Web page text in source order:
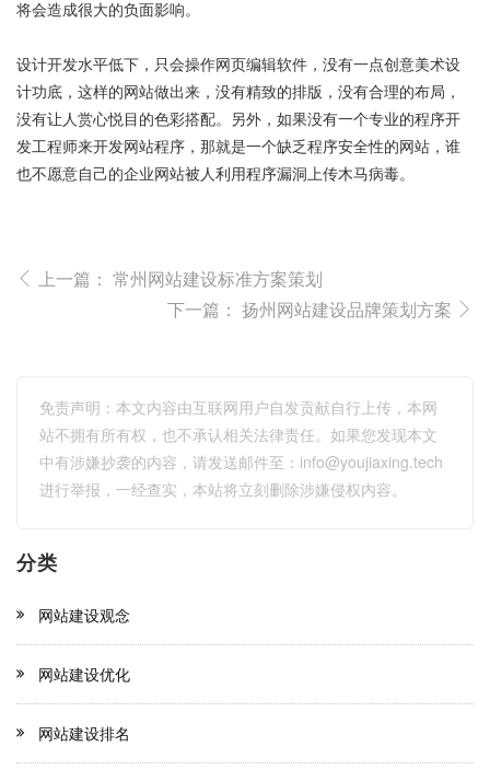
将会造成很大的负面影响。
设计开发水平低下，只会操作网页编辑软件，没有一点创意美术设
计功底，这样的网站做出来，没有精致的排版，没有合理的布局，
没有让人赏心悦目的色彩搭配。另外，如果没有一个专业的程序开
发工程师来开发网站程序，那就是一个缺乏程序安全性的网站，谁
也不愿意自己的企业网站被人利用程序漏洞上传木马病毒。
上一篇： 常州网站建设标准方案策划
下一篇： 扬州网站建设品牌策划方案
免责声明：本文内容由互联网用户自发贡献自行上传，本网
站不拥有所有权，也不承认相关法律责任。如果您发现本文
中有涉嫌抄袭的内容，请发送邮件至： info@youjiaxing.tech
进行举报，一经查实，本站将立刻删除涉嫌侵权内容。
分类
网站建设观念
网站建设优化
网站建设排名